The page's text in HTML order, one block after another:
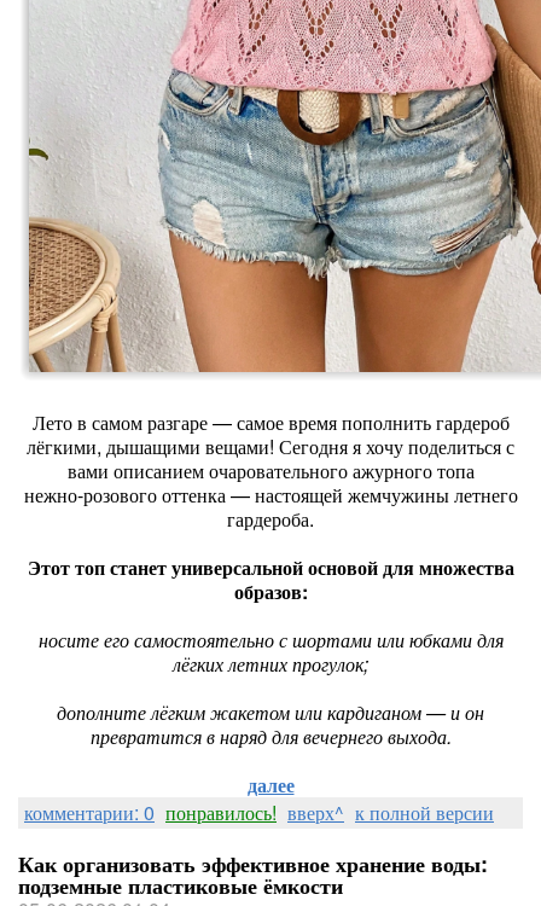
Лето в самом разгаре — самое время пополнить гардероб
лёгкими, дышащими вещами! Сегодня я хочу поделиться с
вами описанием очаровательного ажурного топа
нежно‑розового оттенка — настоящей жемчужины летнего
гардероба.
Этот топ станет универсальной основой для множества
образов:
носите его самостоятельно с шортами или юбками для
лёгких летних прогулок;
дополните лёгким жакетом или кардиганом — и он
превратится в наряд для вечернего выхода.
далее
комментарии: 0 понравилось! вверх^ к полной версии
Как организовать эффективное хранение воды:
подземные пластиковые ёмкости